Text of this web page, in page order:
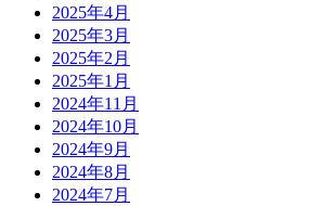
2025年4月
2025年3月
2025年2月
2025年1月
2024年11月
2024年10月
2024年9月
2024年8月
2024年7月